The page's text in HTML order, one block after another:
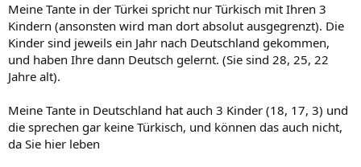
Meine Tante in der Türkei spricht nur Türkisch mit Ihren 3
Kindern (ansonsten wird man dort absolut ausgegrenzt). Die
Kinder sind jeweils ein Jahr nach Deutschland gekommen,
und haben Ihre dann Deutsch gelernt. (Sie sind 28, 25, 22
Jahre alt).
Meine Tante in Deutschland hat auch 3 Kinder (18, 17, 3) und
die sprechen gar keine Türkisch, und können das auch nicht,
da Sie hier leben